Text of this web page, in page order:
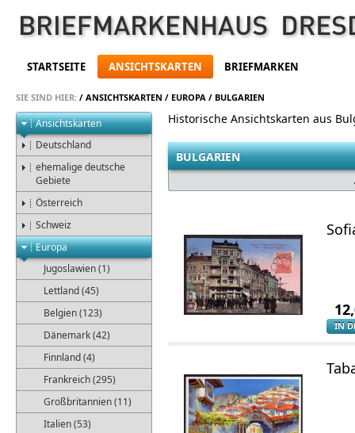
STARTSEITE ANSICHTSKARTEN BRIEFMARKEN
SIE SIND HIER: / ANSICHTSKARTEN / EUROPA / BULGARIEN
Ansichtskarten
Deutschland
ehemalige deutsche
Gebiete
Österreich
Schweiz
Europa
Jugoslawien (1)
Lettland (45)
Belgien (123)
Dänemark (42)
Finnland (4)
Frankreich (295)
Großbritannien (11)
Italien (53)
Historische Ansichtskarten aus
BULGARIEN
IN